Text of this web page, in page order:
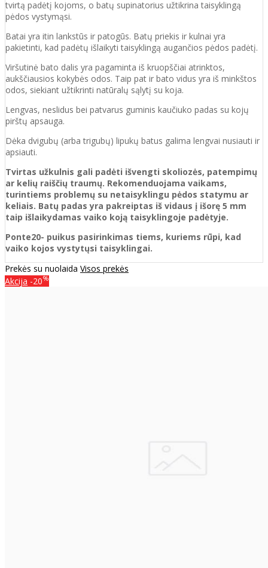
tvirtą padėtį kojoms, o batų supinatorius užtikrina taisyklingą
pėdos vystymąsi.
Batai yra itin lankstūs ir patogūs. Batų priekis ir kulnai yra
pakietinti, kad padėtų išlaikyti taisyklingą augančios pėdos padėtį.
Viršutinė bato dalis yra pagaminta iš kruopščiai atrinktos,
aukščiausios kokybės odos. Taip pat ir bato vidus yra iš minkštos
odos, siekiant užtikrinti natūralų sąlytį su koja.
Lengvas, neslidus bei patvarus guminis kaučiuko padas su kojų
pirštų apsauga.
Dėka dvigubų (arba trigubų) lipukų batus galima lengvai nusiauti ir
apsiauti.
Tvirtas užkulnis gali padėti išvengti skoliozės, patempimų
ar kelių raiščių traumų. Rekomenduojama vaikams,
turintiems problemų su netaisyklingu pėdos statymu ar
keliais. Batų padas yra pakreiptas iš vidaus į išorę 5 mm
taip išlaikydamas vaiko koją taisyklingoje padėtyje.
Ponte20- puikus pasirinkimas tiems, kuriems rūpi, kad
vaiko kojos vystytųsi taisyklingai.
Prekės su nuolaida Visos prekės
Akcija -20%